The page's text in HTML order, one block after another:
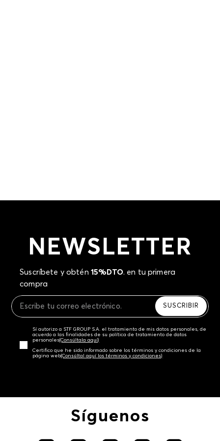
NEWSLETTER
Suscríbete y obtén 15%DTO. en tu primera
compra
SUSCRIBIR
Sí autorizo a STF GROUP S.A. el tratamiento de mis datos personales, de
acuerdo a las finalidades de su política de tratamiento de datos
personales‎(Consúltala aquí)
Certifico que he sido informado sobre los términos y condiciones de la
página web‎(Consúltal aquí los términos y condiciones)
Síguenos